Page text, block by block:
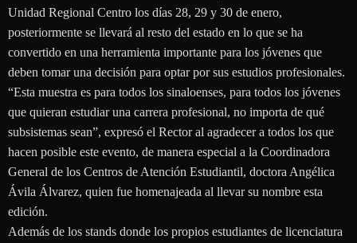
Unidad Regional Centro los días 28, 29 y 30 de enero,
posteriormente se llevará al resto del estado en lo que se ha
convertido en una herramienta importante para los jóvenes que
deben tomar una decisión para optar por sus estudios profesionales.
“Esta muestra es para todos los sinaloenses, para todos los jóvenes
que quieran estudiar una carrera profesional, no importa de qué
subsistemas sean”, expresó el Rector al agradecer a todos los que
hacen posible este evento, de manera especial a la Coordinadora
General de los Centros de Atención Estudiantil, doctora Angélica
Ávila Álvarez, quien fue homenajeada al llevar su nombre esta
edición.
Además de los stands donde los propios estudiantes de licenciatura